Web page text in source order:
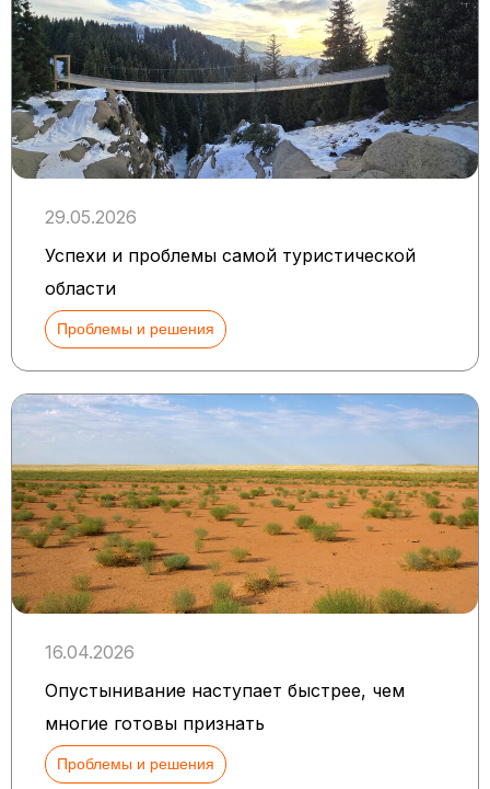
29.05.2026
Успехи и проблемы самой туристической
области
Проблемы и решения
16.04.2026
Опустынивание наступает быстрее, чем
многие готовы признать
Проблемы и решения